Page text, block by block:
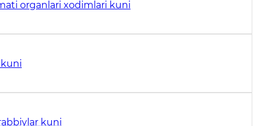
organlari xodimlari kuni
kuni